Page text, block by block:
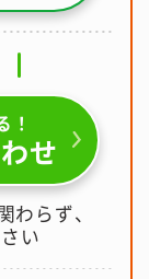
！
せ
らず、
い